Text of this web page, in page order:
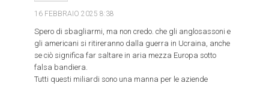
16 FEBBRAIO 20258:38
Spero di sbagliarmi, ma non credo. che gli anglosassoni e
gli americani si ritireranno dalla guerra in Ucraina, anche
se ciò significa far saltare in aria mezza Europa sotto
falsa bandiera.
Tutti questi miliardi sono una manna per le aziende